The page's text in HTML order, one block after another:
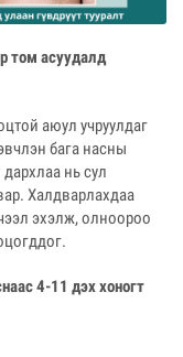
том асуудалд
аюул учруулдаг
бага насны
нь сул
Халдварлахдаа
эхэлж, олноороо
4-11 дэх хоногт